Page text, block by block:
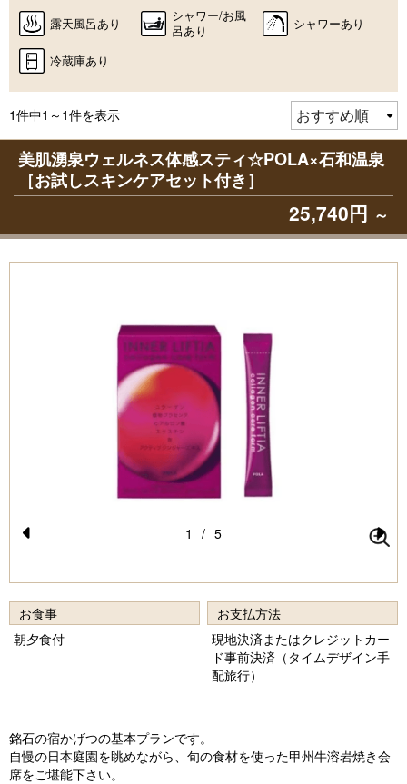
露天風呂あり
シャワー/お風
呂あり
シャワーあり
冷蔵庫あり
1件中1～1件を表示
美肌湧泉ウェルネス体感スティ☆POLA×石和温泉
［お試しスキンケアセット付き］
25,740円 ～
e
vi
o
e
xt
1 / 5
お食事
朝夕食付
お支払方法
現地決済またはクレジットカー
ド事前決済（タイムデザイン手
配旅行）
銘石の宿かげつの基本プランです。
自慢の日本庭園を眺めながら、旬の食材を使った甲州牛溶岩焼き会
席をご堪能下さい。